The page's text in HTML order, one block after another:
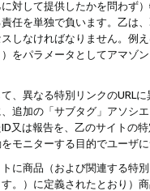
対して提供したかを問わず
任を単独で負います。乙は
しなければなりません。例
をパラメータとしてアマゾ
、異なる特別リンクのURL
追加の「サブタグ」アソシ
又は報告を、乙のサイトの
モニターする目的でユーザ
に商品（および関連する特
。）に定義されたとおり